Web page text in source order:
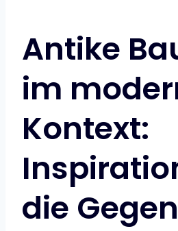
Antike
im
Kontext:
die